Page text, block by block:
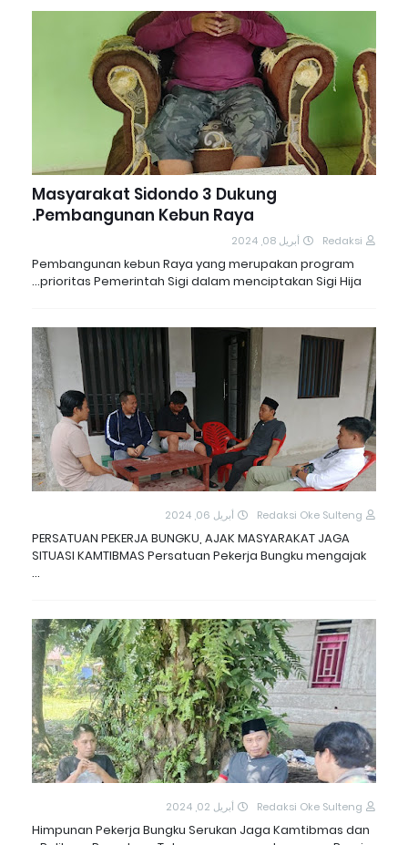
Masyarakat Sidondo 3 Dukung
Pembangunan Kebun Raya.
Redaksi أبريل 08, 2024
Pembangunan kebun Raya yang merupakan program
prioritas Pemerintah Sigi dalam menciptakan Sigi Hija…
Redaksi Oke Sulteng أبريل 06, 2024
PERSATUAN PEKERJA BUNGKU, AJAK MASYARAKAT JAGA
SITUASI KAMTIBMAS Persatuan Pekerja Bungku mengajak
…
Redaksi Oke Sulteng أبريل 02, 2024
Himpunan Pekerja Bungku Serukan Jaga Kamtibmas dan